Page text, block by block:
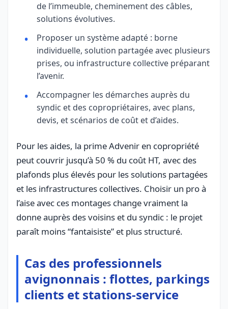
de l’immeuble, cheminement des câbles,
solutions évolutives.
Proposer un système adapté : borne
individuelle, solution partagée avec plusieurs
prises, ou infrastructure collective préparant
l’avenir.
Accompagner les démarches auprès du
syndic et des copropriétaires, avec plans,
devis, et scénarios de coût et d’aides.
Pour les aides, la prime Advenir en copropriété
peut couvrir jusqu’à 50 % du coût HT, avec des
plafonds plus élevés pour les solutions partagées
et les infrastructures collectives. Choisir un pro à
l’aise avec ces montages change vraiment la
donne auprès des voisins et du syndic : le projet
paraît moins “fantaisiste” et plus structuré.
Cas des professionnels
avignonnais : flottes, parkings
clients et stations-service